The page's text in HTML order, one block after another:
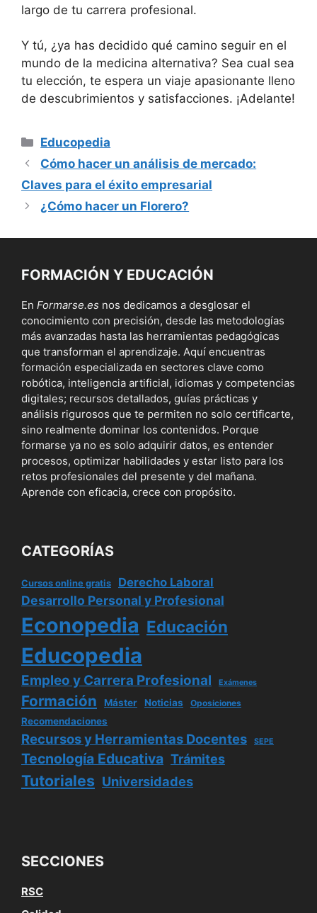
largo de tu carrera profesional.
Y tú, ¿ya has decidido qué camino seguir en el
mundo de la medicina alternativa? Sea cual sea
tu elección, te espera un viaje apasionante lleno
de descubrimientos y satisfacciones. ¡Adelante!
Categorías
Educopedia
Cómo hacer un análisis de mercado:
Claves para el éxito empresarial
¿Cómo hacer un Florero?
FORMACIÓN Y EDUCACIÓN
En Formarse.es nos dedicamos a desglosar el
conocimiento con precisión, desde las metodologías
más avanzadas hasta las herramientas pedagógicas
que transforman el aprendizaje. Aquí encuentras
formación especializada en sectores clave como
robótica, inteligencia artificial, idiomas y competencias
digitales; recursos detallados, guías prácticas y
análisis rigurosos que te permiten no solo certificarte,
sino realmente dominar los contenidos. Porque
formarse ya no es solo adquirir datos, es entender
procesos, optimizar habilidades y estar listo para los
retos profesionales del presente y del mañana.
Aprende con eficacia, crece con propósito.
CATEGORÍAS
Cursos online gratis Derecho Laboral
Desarrollo Personal y Profesional
Econopedia Educación
Educopedia
Empleo y Carrera Profesional Exámenes
Formación Máster Noticias Oposiciones
Recomendaciones
Recursos y Herramientas Docentes SEPE
Tecnología Educativa Trámites
Tutoriales Universidades
SECCIONES
RSC